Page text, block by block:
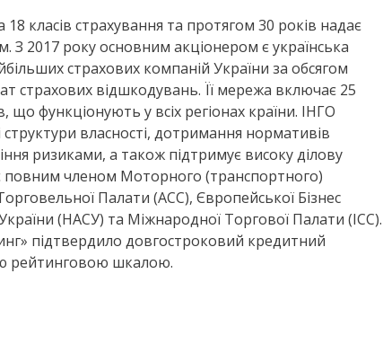
класів страхування та протягом 30 років надає
З 2017 року основним акціонером є українська
страхових компаній України за обсягом
страхових відшкодувань. Її мережа включає 25
що функціонують у всіх регіонах країни. ІНГО
власності, дотримання нормативів
ризиками, а також підтримує високу ділову
повним членом Моторного (транспортного)
Палати (АСС), Європейської Бізнес
України (НАСУ) та Міжнародної Торгової Палати (ICC).
підтвердило довгостроковий кредитний
рейтинговою шкалою.